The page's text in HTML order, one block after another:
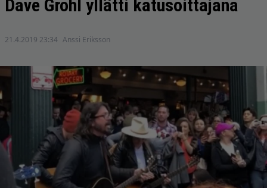
Dave Grohl yllätti katusoittajana
21.4.2019 23:34 Anssi Eriksson